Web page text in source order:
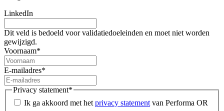
LinkedIn
Dit veld is bedoeld voor validatiedoeleinden en moet niet worden
gewijzigd.
Voornaam*
E-mailadres*
Privacy statement*
Ik ga akkoord met het privacy statement van Performa OR